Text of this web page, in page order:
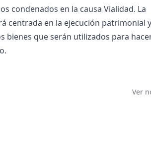
condenados en la causa Vialidad. La
centrada en la ejecución patrimonial y
bienes que serán utilizados para
Ver